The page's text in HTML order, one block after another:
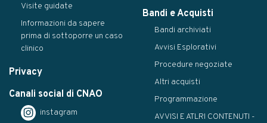
Visite guidate
Informazioni da sapere
prima di sottoporre un caso
clinico
Privacy
Canali social di CNAO
instagram
Bandi e Acquisti
Bandi archiviati
Avvisi Esplorativi
Procedure negoziate
Altri acquisti
Programmazione
AVVISI E ATLRI CONTENUTI -